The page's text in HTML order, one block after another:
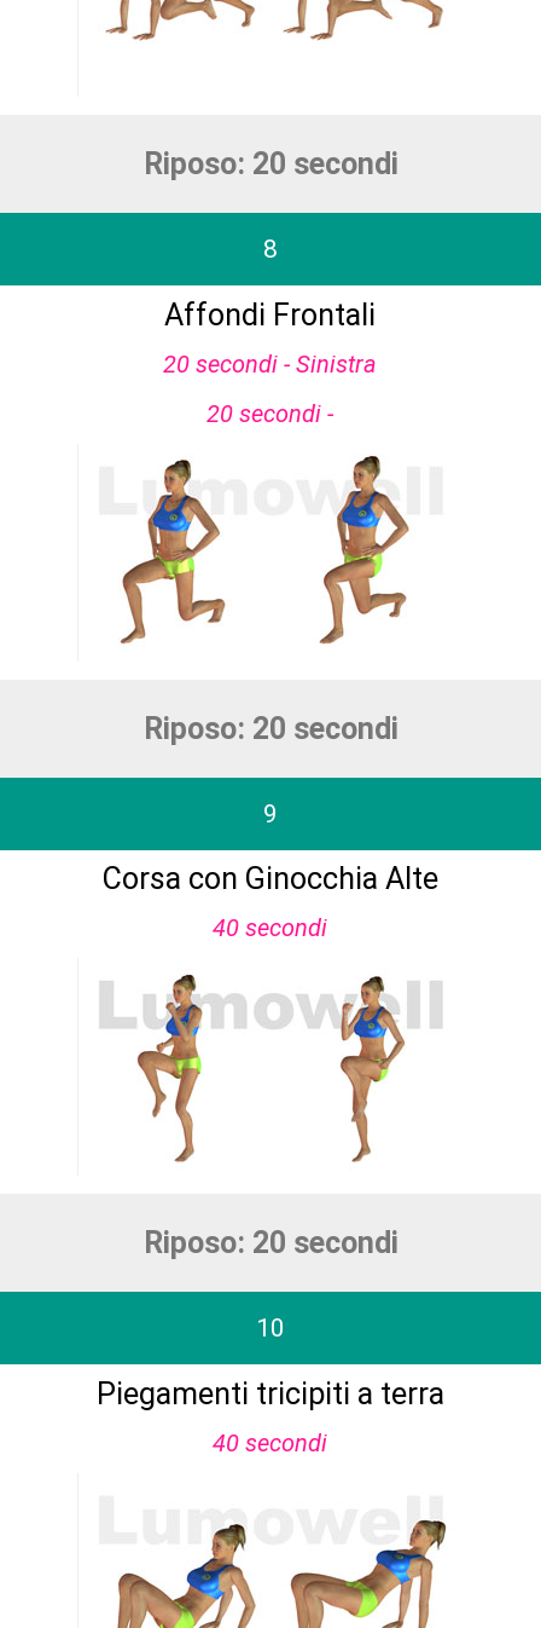
Riposo: 20 secondi
8
Affondi Frontali
20 secondi - Sinistra
20 secondi -
Riposo: 20 secondi
9
Corsa con Ginocchia Alte
40 secondi
Riposo: 20 secondi
10
Piegamenti tricipiti a terra
40 secondi